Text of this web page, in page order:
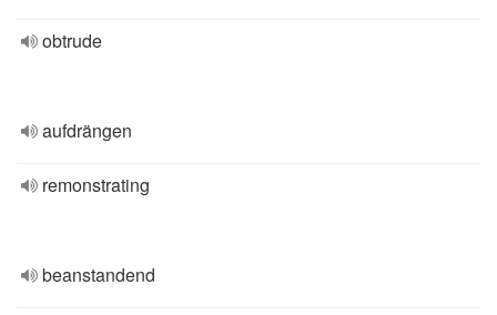
obtrude
aufdrängen
remonstrating
beanstandend